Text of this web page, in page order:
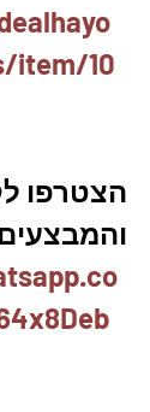
item/10
הצטרפו
והמבצעים